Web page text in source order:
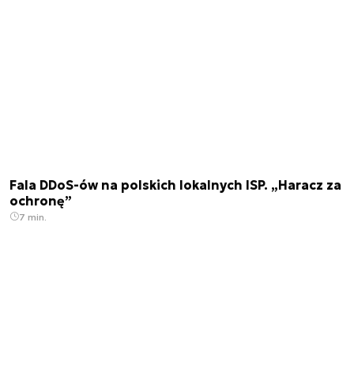
Fala DDoS-ów na polskich lokalnych ISP. „Haracz za
ochronę”
7 min.